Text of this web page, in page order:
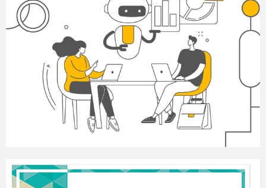
ІІІ.Мовленнєва розминка
Wir lieben unsere Schule,
wir lernen fleißig hier.
Wir machen sie auch sauber,
denn Schule – das sind wir!
V. Контроль домашнього
завдання.
Freunden